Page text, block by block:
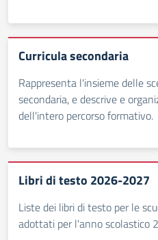
Curricula secondaria
Rappresenta l'insieme delle
secondaria, e descrive e
dell'intero percorso formativo.
Libri di testo 2026-2027
Liste dei libri di testo per le
adottati per l'anno scolastico